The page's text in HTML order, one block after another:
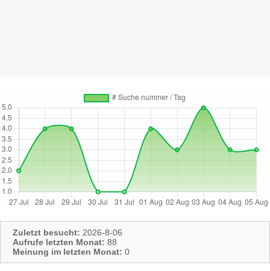
Zuletzt besucht: 2026-8-06
Aufrufe letzten Monat: 88
Meinung im letzten Monat: 0